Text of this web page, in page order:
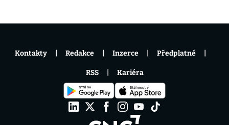
Kontakty Redakce Inzerce Předplatné
RSS Kariéra